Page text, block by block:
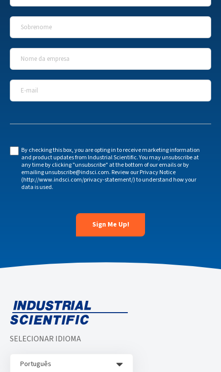
Sobrenome
Nome da empresa
E-mail
By checking this box, you are opting in to receive marketing information
and product updates from Industrial Scientific. You may unsubscribe at
any time by clicking "unsubscribe" at the bottom of our emails or by
emailing unsubscribe@indsci.com. Review our Privacy Notice
(http://www.indsci.com/privacy-statement/) to understand how your
data is used.
SELECIONAR IDIOMA
Português